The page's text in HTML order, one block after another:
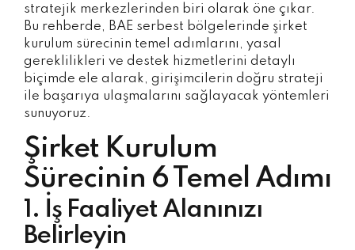
stratejik merkezlerinden biri olarak öne çıkar.
Bu rehberde, BAE serbest bölgelerinde şirket
kurulum sürecinin temel adımlarını, yasal
gereklilikleri ve destek hizmetlerini detaylı
biçimde ele alarak, girişimcilerin doğru strateji
ile başarıya ulaşmalarını sağlayacak yöntemleri
sunuyoruz.
Şirket Kurulum
Sürecinin 6 Temel Adımı
1. İş Faaliyet Alanınızı
Belirleyin